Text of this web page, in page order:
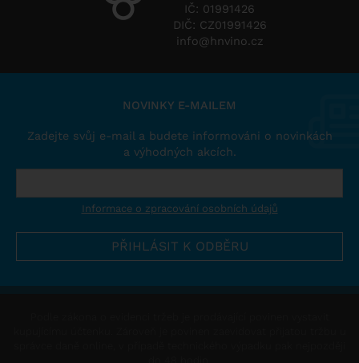
IČ: 01991426
DIČ: CZ01991426
info@hnvino.cz
NOVINKY E-MAILEM
Zadejte svůj e-mail a budete informováni o novinkách
a výhodných akcích.
Informace o zpracování osobních údajů